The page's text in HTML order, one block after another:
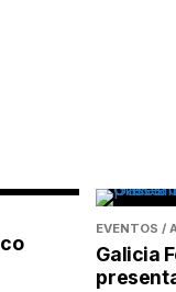
EVENTOS /
Galicia